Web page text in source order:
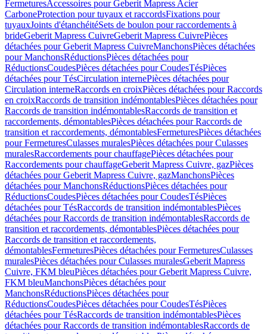
FermeturesAccessoires pour Geberit Mapress Acier
CarboneProtection pour tuyaux et raccordsFixations pour
tuyauxJoints d'étanchéitéSets de boulon pour raccordements à
brideGeberit Mapress CuivreGeberit Mapress CuivrePièces
détachées pour Geberit Mapress CuivreManchonsPièces détachées
pour ManchonsRéductionsPièces détachées pour
RéductionsCoudesPièces détachées pour CoudesTésPièces
détachées pour TésCirculation internePièces détachées pour
Circulation interneRaccords en croixPièces détachées pour Raccords
en croixRaccords de transition indémontablesPièces détachées pour
Raccords de transition indémontablesRaccords de transition et
raccordements, démontablesPièces détachées pour Raccords de
transition et raccordements, démontablesFermeturesPièces détachées
pour FermeturesCulasses muralesPièces détachées pour Culasses
muralesRaccordements pour chauffagePièces détachées pour
Raccordements pour chauffageGeberit Mapress Cuivre, gazPièces
détachées pour Geberit Mapress Cuivre, gazManchonsPièces
détachées pour ManchonsRéductionsPièces détachées pour
RéductionsCoudesPièces détachées pour CoudesTésPièces
détachées pour TésRaccords de transition indémontablesPièces
détachées pour Raccords de transition indémontablesRaccords de
transition et raccordements, démontablesPièces détachées pour
Raccords de transition et raccordements,
démontablesFermeturesPièces détachées pour FermeturesCulasses
muralesPièces détachées pour Culasses muralesGeberit Mapress
Cuivre, FKM bleuPièces détachées pour Geberit Mapress Cuivre,
FKM bleuManchonsPièces détachées pour
ManchonsRéductionsPièces détachées pour
RéductionsCoudesPièces détachées pour CoudesTésPièces
détachées pour TésRaccords de transition indémontablesPièces
détachées pour Raccords de transition indémontablesRaccords de